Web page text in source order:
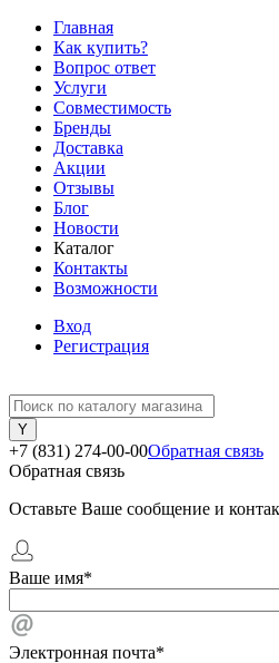
Главная
Как купить?
Вопрос ответ
Услуги
Совместимость
Бренды
Доставка
Акции
Отзывы
Блог
Новости
Каталог
Контакты
Возможности
Вход
Регистрация
+7 (831) 274-00-00Обратная связь
Обратная связь
Оставьте Ваше сообщение и
Ваше имя*
Электронная почта*